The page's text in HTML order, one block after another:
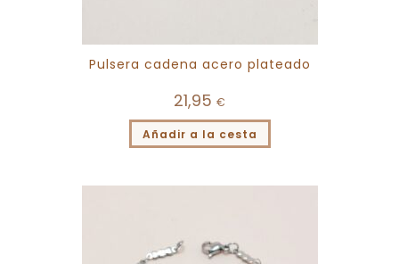
Pulsera cadena acero plateado
21,95 €
Añadir a la cesta